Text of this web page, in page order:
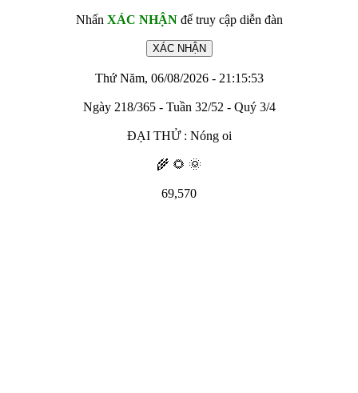
Nhấn XÁC NHẬNđể truy cập diễn đàn
Thứ Năm, 06/08/2026 - 21:15:53
Ngày 218/365 - Tuần 32/52 - Quý 3/4
ĐẠI THỬ : Nóng oi
🌾 🌻 🌞
69,570